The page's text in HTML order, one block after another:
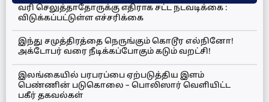
வரி செலுத்தாதோருக்கு எதிராக சட்ட நடவடிக்கை :
விடுக்கப்பட்டுள்ள எச்சரிக்கை
இந்து சமுத்திரத்தை நெருங்கும் கொடூர எல்நினோ!
அக்டோபர் வரை நீடிக்கப்போகும் கடும் வறட்சி!
இலங்கையில் பரபரப்பை ஏற்படுத்திய இளம்
பெண்ணின் படுகொலை – பொலிஸார் வெளியிட்ட
பகீர் தகவல்கள்